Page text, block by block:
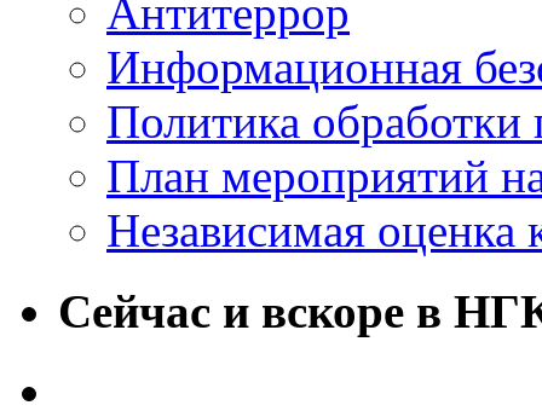
Антитеррор
Информационная
Политика
План мероприятий
Независимая оценка
Сейчас и вскоре в